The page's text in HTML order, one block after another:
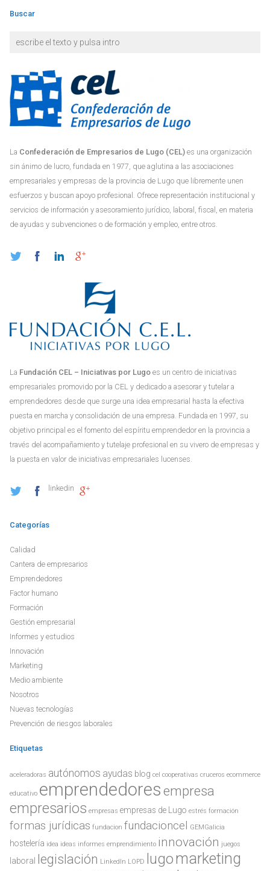
Buscar
La Confederación de Empresarios de Lugo (CEL) es una organización
sin ánimo de lucro, fundada en 1977, que aglutina a las asociaciones
empresariales y empresas de la provincia de Lugo que libremente unen
esfuerzos y buscan apoyo profesional. Ofrece representación institucional y
servicios de información y asesoramiento jurídico, laboral, fiscal, en materia
de ayudas y subvenciones o de formación y empleo, entre otros.
La Fundación CEL – Iniciativas por Lugo es un centro de iniciativas
empresariales promovido por la CEL y dedicado a asesorar y tutelar a
emprendedores desde que surge una idea empresarial hasta la efectiva
puesta en marcha y consolidación de una empresa. Fundada en 1997, su
objetivo principal es el fomento del espíritu emprendedor en la provincia a
través del acompañamiento y tutelaje profesional en su vivero de empresas y
la puesta en valor de iniciativas empresariales lucenses.
linkedin
Categorías
Calidad
Cantera de empresarios
Emprendedores
Factor humano
Formación
Gestión empresarial
Informes y estudios
Innovación
Marketing
Medio ambiente
Nosotros
Nuevas tecnologías
Prevención de riesgos laborales
Etiquetas
aceleradoras autónomos ayudas blog cel cooperativas cruceros ecommerce
educativo emprendedoresempresa
empresarios empresas empresas de Lugo estrés formación
formas jurídicas fundacion fundacioncel GEMGalicia
hostelería idea ideas informes emprendimiento innovación juegos
laboral legislación LinkedIn LOPD lugomarketing